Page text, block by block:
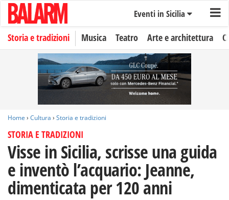
Eventi in Sicilia
Storia e tradizioni Musica Teatro Arte e architettura
Home › Cultura › Storia e tradizioni
STORIA E TRADIZIONI
Visse in Sicilia, scrisse una guida
e inventò l’acquario: Jeanne,
dimenticata per 120 anni